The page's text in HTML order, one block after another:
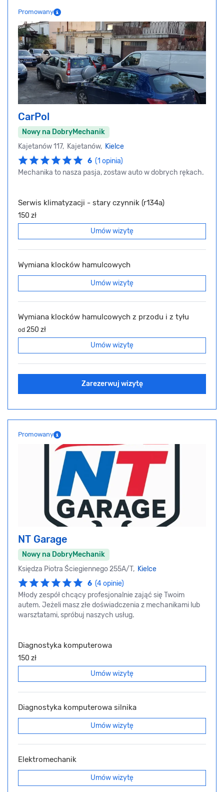
Promowany
CarPol
Nowy na DobryMechanik
Kajetanów 117, Kajetanów, Kielce
6 (1 opinia)
Mechanika to nasza pasja, zostaw auto w dobrych rękach.
Serwis klimatyzacji - stary czynnik (r134a)
150 zł
Umów wizytę
Wymiana klocków hamulcowych
Umów wizytę
Wymiana klocków hamulcowych z przodu i z tyłu
od 250 zł
Umów wizytę
Zarezerwuj wizytę
Promowany
NT Garage
Nowy na DobryMechanik
Księdza Piotra Ściegiennego 255A/T, Kielce
6 (4 opinie)
Młody zespół chcący profesjonalnie zająć się Twoim
autem. Jeżeli masz złe doświadczenia z mechanikami lub
warsztatami, spróbuj naszych usług.
Diagnostyka komputerowa
150 zł
Umów wizytę
Diagnostyka komputerowa silnika
Umów wizytę
Elektromechanik
Umów wizytę